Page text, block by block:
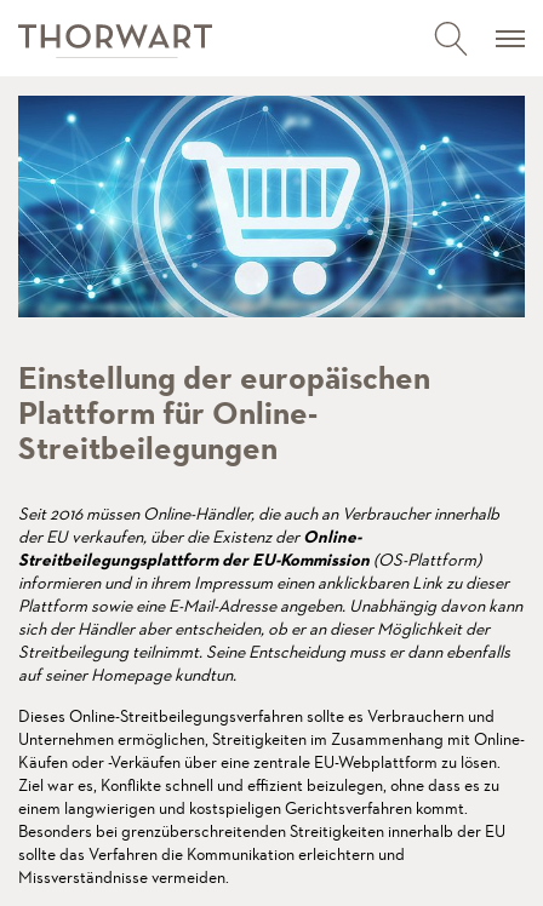
Einstellung der europäischen
Plattform für Online-
Streitbeilegungen
Seit 2016 müssen Online-Händler, die auch an Verbraucher innerhalb
der EU verkaufen, über die Existenz derOnline-
Streitbeilegungsplattform der EU-Kommission (OS-Plattform)
informieren und in ihrem Impressum einen anklickbaren Link zu dieser
Plattform sowie eine E-Mail-Adresse angeben. Unabhängig davon kann
sich der Händler aber entscheiden, ob er an dieser Möglichkeit der
Streitbeilegung teilnimmt. Seine Entscheidung muss er dann ebenfalls
auf seiner Homepage kundtun.
Dieses Online-Streitbeilegungsverfahren sollte es Verbrauchern und
Unternehmen ermöglichen, Streitigkeiten im Zusammenhang mit Online-
Käufen oder -Verkäufen über eine zentrale EU-Webplattform zu lösen.
Ziel war es, Konflikte schnell und effizient beizulegen, ohne dass es zu
einem langwierigen und kostspieligen Gerichtsverfahren kommt.
Besonders bei grenzüberschreitenden Streitigkeiten innerhalb der EU
sollte das Verfahren die Kommunikation erleichtern und
Missverständnisse vermeiden.